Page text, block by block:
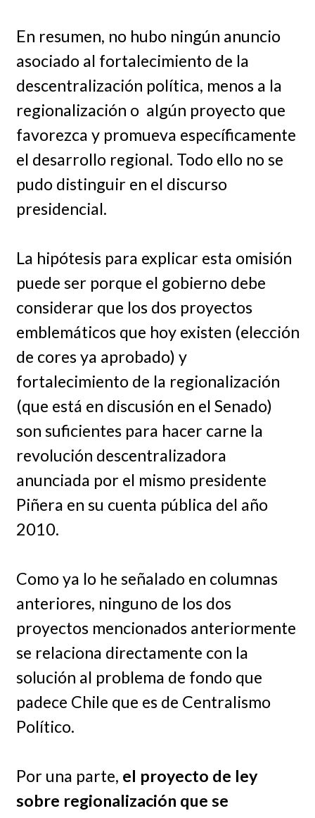
En resumen, no hubo ningún anuncio
asociado al fortalecimiento de la
descentralización política, menos a la
regionalización o algún proyecto que
favorezca y promueva específicamente
el desarrollo regional. Todo ello no se
pudo distinguir en el discurso
presidencial.
La hipótesis para explicar esta omisión
puede ser porque el gobierno debe
considerar que los dos proyectos
emblemáticos que hoy existen (elección
de cores ya aprobado) y
fortalecimiento de la regionalización
(que está en discusión en el Senado)
son suficientes para hacer carne la
revolución descentralizadora
anunciada por el mismo presidente
Piñera en su cuenta pública del año
2010.
Como ya lo he señalado en columnas
anteriores, ninguno de los dos
proyectos mencionados anteriormente
se relaciona directamente con la
solución al problema de fondo que
padece Chile que es de Centralismo
Político.
Por una parte, el proyecto de ley
sobre regionalización que se